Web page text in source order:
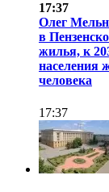
17:37
Олег
в
жилья, к
населения
человека
17:37